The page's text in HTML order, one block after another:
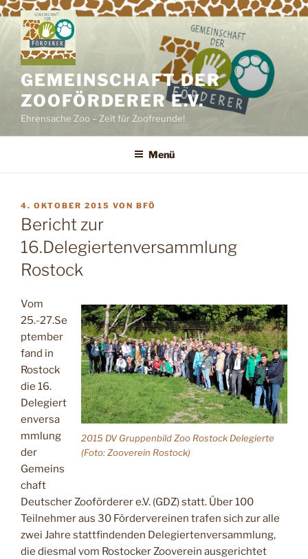
Zum
Inhalt
springen
GEMEINSCHAFT DER
ZOOFÖRDERER E.V.
Ehrensache Zoo – Zeit für Zoofreunde!
Menü
VERÖFFENTLICHT
AM
4. OKTOBER 2015 VON BFÖ
Bericht zur
16.Delegiertenversammlung
Rostock
2015 DV Gruppenbild Zoo Rostock Delegierte
(Foto: Zooverein Rostock)
Vom
25.-27.Se
ptember
fand in
Rostock
die 16.
Delegiert
enversa
mmlung
der
Gemeins
chaft
Deutscher Zooförderer e.V. (GDZ) statt. Über 100
Teilnehmer aus 30 Fördervereinen trafen sich zur alle
zwei Jahre stattfindenden Delegiertenversammlung,
die diesmal vom Rostocker Zooverein ausgerichtet